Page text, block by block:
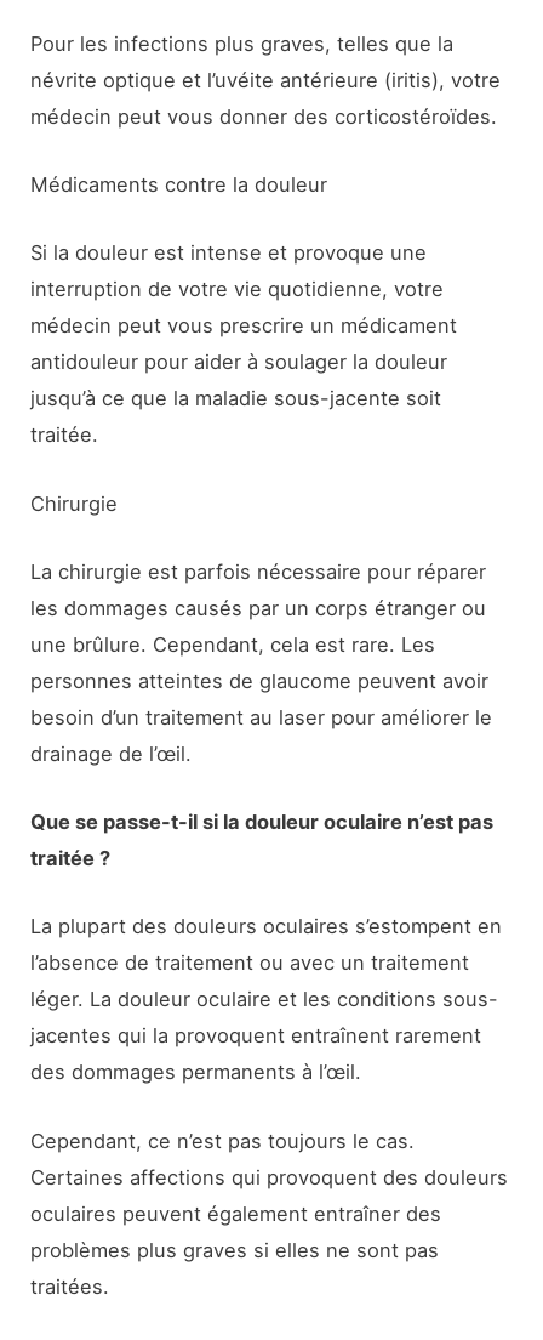
Pour les infections plus graves, telles que la
névrite optique et l’uvéite antérieure (iritis), votre
médecin peut vous donner des corticostéroïdes.
Médicaments contre la douleur
Si la douleur est intense et provoque une
interruption de votre vie quotidienne, votre
médecin peut vous prescrire un médicament
antidouleur pour aider à soulager la douleur
jusqu’à ce que la maladie sous-jacente soit
traitée.
Chirurgie
La chirurgie est parfois nécessaire pour réparer
les dommages causés par un corps étranger ou
une brûlure. Cependant, cela est rare. Les
personnes atteintes de glaucome peuvent avoir
besoin d’un traitement au laser pour améliorer le
drainage de l’œil.
Que se passe-t-il si la douleur oculaire n’est pas
traitée ?
La plupart des douleurs oculaires s’estompent en
l’absence de traitement ou avec un traitement
léger. La douleur oculaire et les conditions sous-
jacentes qui la provoquent entraînent rarement
des dommages permanents à l’œil.
Cependant, ce n’est pas toujours le cas.
Certaines affections qui provoquent des douleurs
oculaires peuvent également entraîner des
problèmes plus graves si elles ne sont pas
traitées.